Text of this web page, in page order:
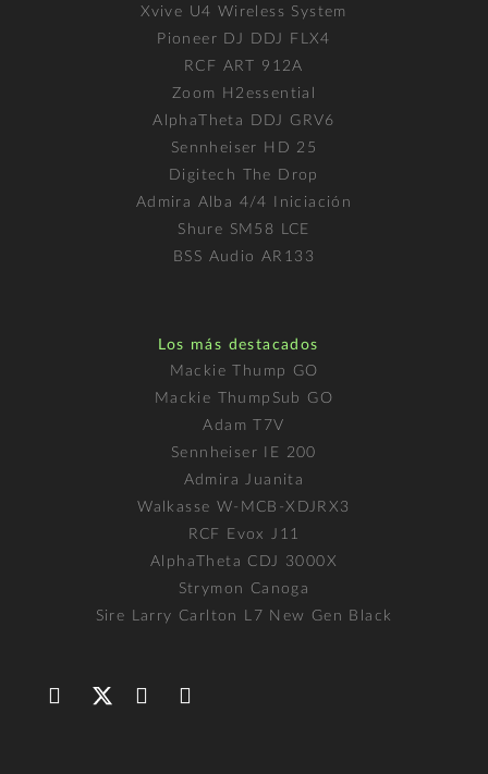
Xvive U4 Wireless System
Pioneer DJ DDJ FLX4
RCF ART 912A
Zoom H2essential
AlphaTheta DDJ GRV6
Sennheiser HD 25
Digitech The Drop
Admira Alba 4/4 Iniciación
Shure SM58 LCE
BSS Audio AR133
Los más destacados
Mackie Thump GO
Mackie ThumpSub GO
Adam T7V
Sennheiser IE 200
Admira Juanita
Walkasse W-MCB-XDJRX3
RCF Evox J11
AlphaTheta CDJ 3000X
Strymon Canoga
Sire Larry Carlton L7 New Gen Black